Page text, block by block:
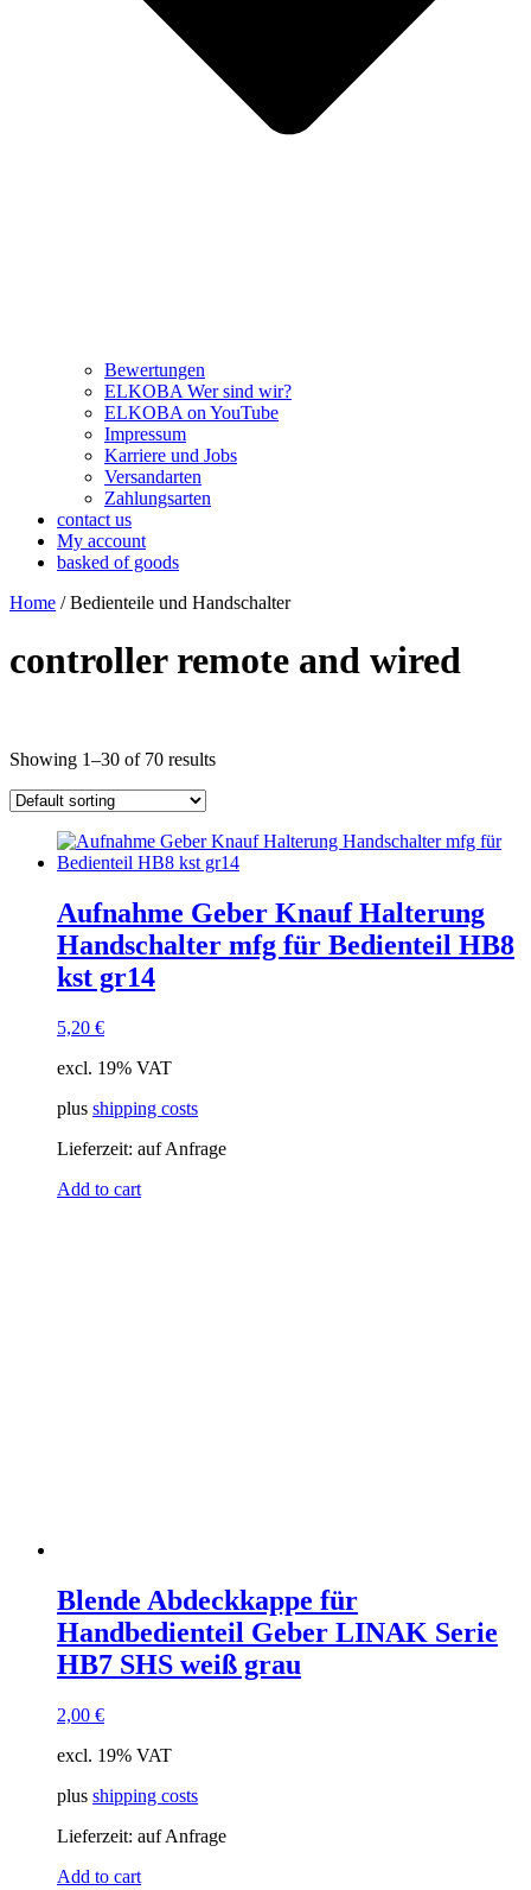
Bewertungen
ELKOBA Wer sind wir?
ELKOBA on YouTube
Impressum
Karriere und Jobs
Versandarten
Zahlungsarten
contact us
My account
basked of goods
Home / Bedienteile und Handschalter
controller remote and wired
manufacturer
Lieferzeiten
In stock
output voltage
output current
connector input
Eingangsspannung
connector output
einstellbar
Schnittstelle
Showing 1–30 of 70 results
Aufnahme Geber Knauf Halterung
Handschalter mfg für Bedienteil HB8
kst gr14
5,20 €
excl. 19% VAT
plus shipping costs
Lieferzeit: auf Anfrage
Add to cart
Blende Abdeckkappe für
Handbedienteil Geber LINAK Serie
HB7 SHS weiß grau
2,00 €
excl. 19% VAT
plus shipping costs
Lieferzeit: auf Anfrage
Add to cart